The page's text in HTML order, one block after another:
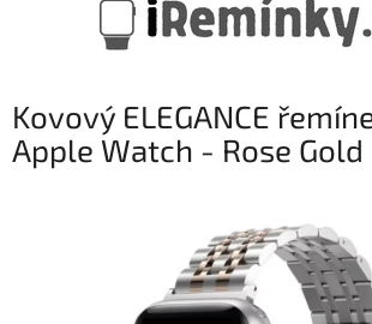
Kovový ELEGANCE
Apple Watch - Rose Gold